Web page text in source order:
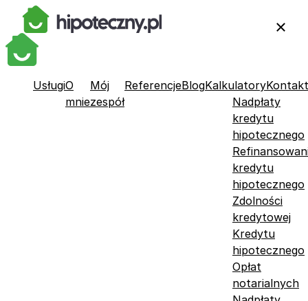
UsługiO
mnie
Mój
zespół
ReferencjeBlogKalkulatory
Nadpłaty
kredytu
hipotecznego
kredytu
hipotecznego
Zdolności
kredytowej
Kredytu
hipotecznego
Opłat
notarialnych
Kontakt